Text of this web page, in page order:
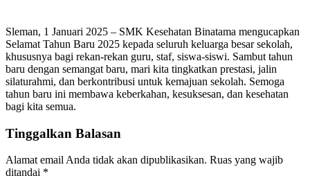
Sleman, 1 Januari 2025 – SMK Kesehatan Binatama mengucapkan
Selamat Tahun Baru 2025 kepada seluruh keluarga besar sekolah,
khususnya bagi rekan-rekan guru, staf, siswa-siswi. Sambut tahun
baru dengan semangat baru, mari kita tingkatkan prestasi, jalin
silaturahmi, dan berkontribusi untuk kemajuan sekolah. Semoga
tahun baru ini membawa keberkahan, kesuksesan, dan kesehatan
bagi kita semua.
Tinggalkan Balasan
Alamat email Anda tidak akan dipublikasikan. Ruas yang wajib
ditandai *